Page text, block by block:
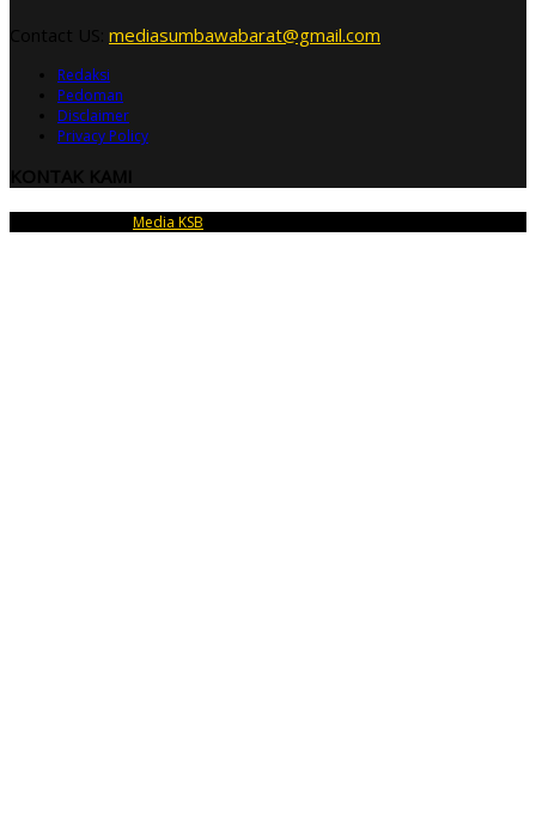
Contact US: mediasumbawabarat@gmail.com
Redaksi
Pedoman
Disclaimer
Privacy Policy
KONTAK KAMI
Media KSB